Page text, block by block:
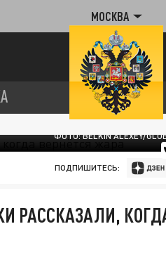
МОСКВА
ФОТО: BELKIN ALEXEY/
ПОДПИШИТЕСЬ:
РАССКАЗАЛИ,